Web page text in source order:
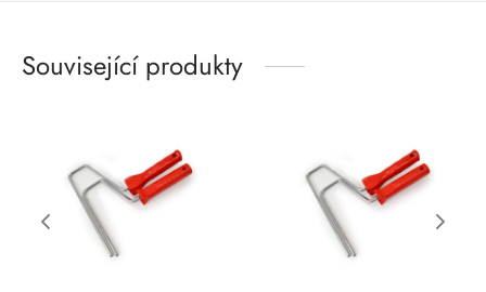
Související produkty